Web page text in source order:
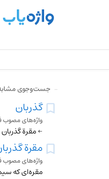
جست‌وجوی
گذربان
واژه‌های مصوب
← مقرة گذربان
مقرة
واژه‌های مصوب